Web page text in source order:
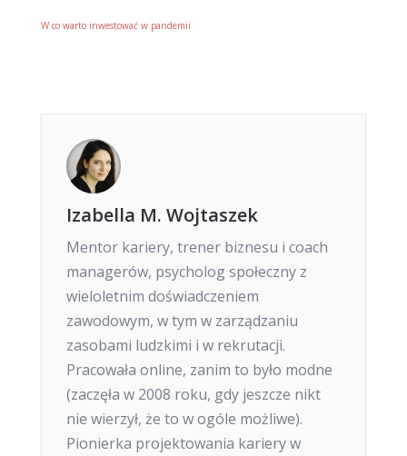
W co warto inwestować w pandemii
Izabella M. Wojtaszek
Mentor kariery, trener biznesu i coach
managerów, psycholog społeczny z
wieloletnim doświadczeniem
zawodowym, w tym w zarządzaniu
zasobami ludzkimi i w rekrutacji.
Pracowała online, zanim to było modne
(zaczęła w 2008 roku, gdy jeszcze nikt
nie wierzył, że to w ogóle możliwe).
Pionierka projektowania kariery w